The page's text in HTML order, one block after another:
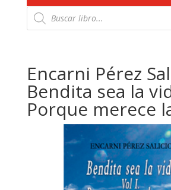
Búsqueda
de
productos
Encarni Pérez
Bendita sea la
Porque merece